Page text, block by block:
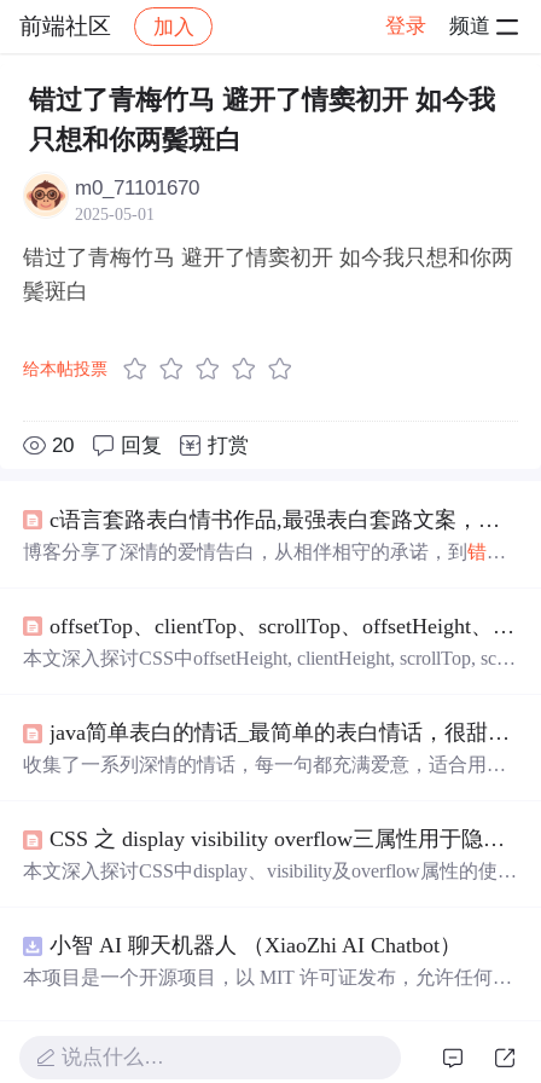
前端社区 加入 登录 频道
社区 前端社区 感慨 帖子详情
错过了青梅竹马 避开了情窦初开 如今我
只想和你两鬓斑白
m0_71101670
2025-05-01
错过了青梅竹马 避开了情窦初开 如今我只想和你两
鬓斑白
给本帖投票
20 回复 打赏
c语言套路表白情书作品,最强表白套路文案，句句浪漫，让你百分百脱单！
博客分享了深情的爱情告白，从相伴相守的承诺，到错过
offsetTop、clientTop、scrollTop、offsetHeight、clientHeight、scrollHeight概念结合图片理解
本文深入探讨CSS中offsetHeight, clientHeight, scrollTop, scrol
作用。
java简单表白的情话_最简单的表白情话，很甜很撩人，脱单必备哦！
收集了一系列深情的情话，每一句都充满爱意，适合用来
CSS 之 display visibility overflow三属性用于隐藏元素的区别
本文深入探讨CSS中display、visibility及overflow属性的使用
verflow:hidden。
小智 AI 聊天机器人 （XiaoZhi AI Chatbot）
本项目是一个开源项目，以 MIT 许可证发布，允许任何人
速发展的大语言模型应用到实际的硬件设备中。无论你是
说点什么…